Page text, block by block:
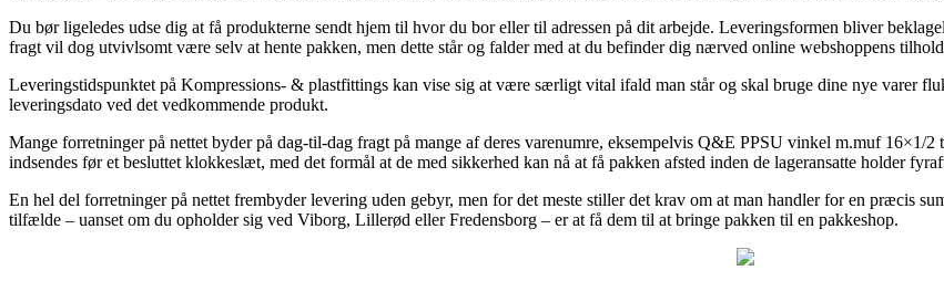
Du bør ligeledes udse dig at få produkterne sendt hjem til hvor du bor eller til adressen på dit arbejde. Leveringsformen bliver
fragt vil dog utvivlsomt være selv at hente pakken, men dette står og falder med at du befinder dig nærved online webshoppens
Leveringstidspunktet på Kompressions- & plastfittings kan vise sig at være særligt vital ifald man står og skal bruge dine nye varer
leveringsdato ved det vedkommende produkt.
Mange forretninger på nettet byder på dag-til-dag fragt på mange af deres varenumre, eksempelvis Q&E PPSU vinkel m.muf 16×1/
indsendes før et besluttet klokkeslæt, med det formål at de med sikkerhed kan nå at få pakken afsted inden de lageransatte holder
En hel del forretninger på nettet frembyder levering uden gebyr, men for det meste stiller det krav om at man handler for en præcis
tilfælde – uanset om du opholder sig ved Viborg, Lillerød eller Fredensborg – er at få dem til at bringe pakken til en pakkeshop.